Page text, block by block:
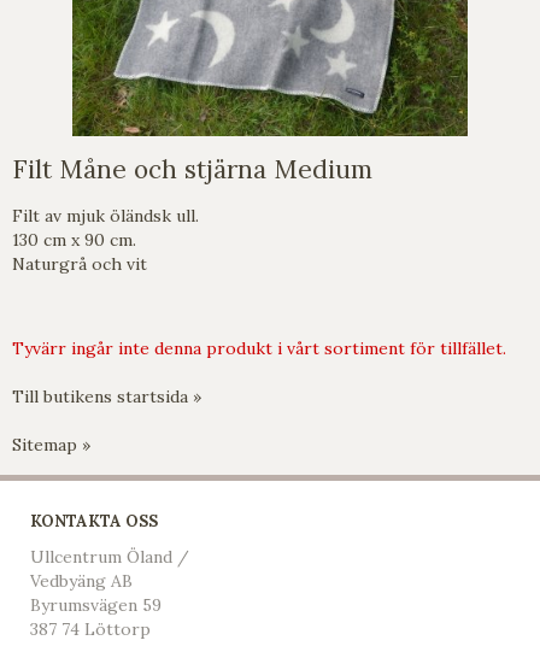
Filt Måne och stjärna Medium
Filt av mjuk öländsk ull.
130 cm x 90 cm.
Naturgrå och vit
Tyvärr ingår inte denna produkt i vårt sortiment för tillfället.
Till butikens startsida »
Sitemap »
KONTAKTA OSS
Ullcentrum Öland /
Vedbyäng AB
Byrumsvägen 59
387 74 Löttorp